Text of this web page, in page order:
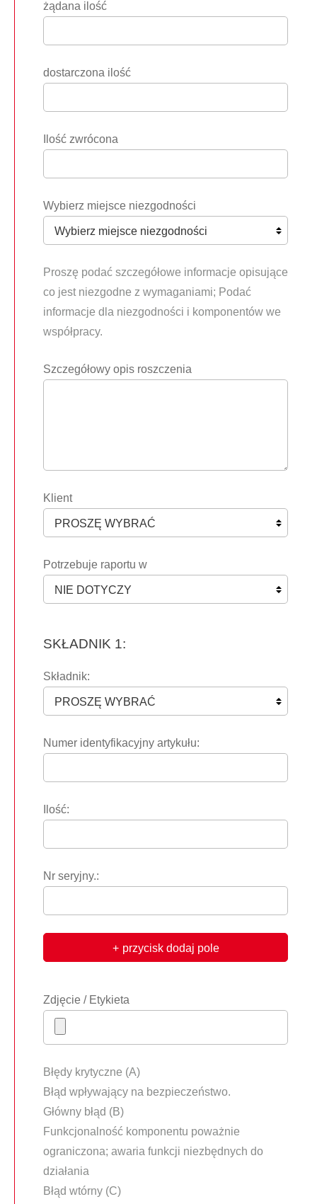
żądana ilość
dostarczona ilość
Ilość zwrócona
Wybierz miejsce niezgodności
Proszę podać szczegółowe informacje opisujące
co jest niezgodne z wymaganiami; Podać
informacje dla niezgodności i komponentów we
współpracy.
Szczegółowy opis roszczenia
Klient
Potrzebuje raportu w
SKŁADNIK 1:
Składnik:
Numer identyfikacyjny artykułu:
Ilość:
Nr seryjny.:
przycisk dodaj pole
Zdjęcie / Etykieta
Błędy krytyczne (A)
Błąd wpływający na bezpieczeństwo.
Główny błąd (B)
Funkcjonalność komponentu poważnie
ograniczona; awaria funkcji niezbędnych do
działania
Błąd wtórny (C)